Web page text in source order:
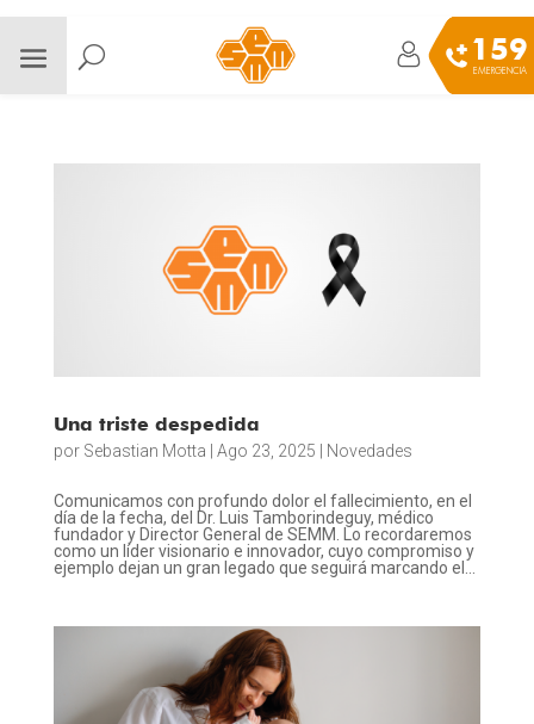
159
EMERGENCIA
Una triste despedida
por Sebastian Motta Ago 23, 2025 Novedades
Comunicamos con profundo dolor el fallecimiento, en el
día de la fecha, del Dr. Luis Tamborindeguy, médico
fundador y Director General de SEMM. Lo recordaremos
como un líder visionario e innovador, cuyo compromiso y
ejemplo dejan un gran legado que seguirá marcando el...